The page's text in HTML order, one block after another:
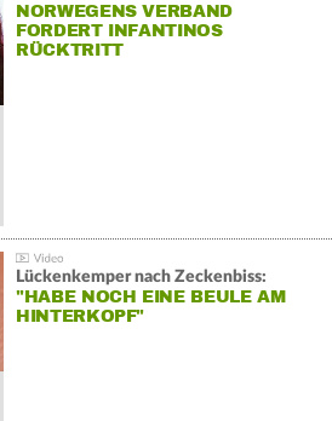
NORWEGENS VERBAND
FORDERT INFANTINOS
RÜCKTRITT
Lückenkemper nach Zeckenbiss:
"HABE NOCH EINE BEULE AM
HINTERKOPF"